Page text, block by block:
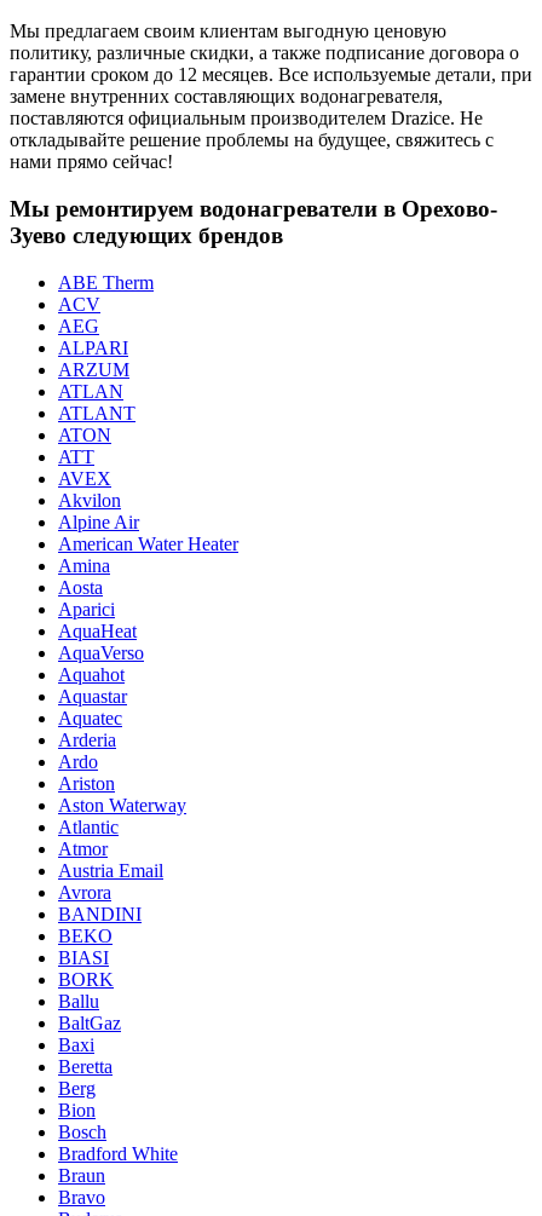
Мы предлагаем своим клиентам выгодную ценовую
политику, различные скидки, а также подписание договора о
гарантии сроком до 12 месяцев. Все используемые детали, при
замене внутренних составляющих водонагревателя,
поставляются официальным производителем Drazice. Не
откладывайте решение проблемы на будущее, свяжитесь с
нами прямо сейчас!
Мы ремонтируем водонагреватели в Орехово-
Зуево следующих брендов
ABE Therm
ACV
AEG
ALPARI
ARZUM
ATLAN
ATLANT
ATON
ATT
AVEX
Akvilon
Alpine Air
American Water Heater
Amina
Aosta
Aparici
AquaHeat
AquaVerso
Aquahot
Aquastar
Aquatec
Arderia
Ardo
Ariston
Aston Waterway
Atlantic
Atmor
Austria Email
Avrora
BANDINI
BEKO
BIASI
BORK
Ballu
BaltGaz
Baxi
Beretta
Berg
Bion
Bosch
Bradford White
Braun
Bravo